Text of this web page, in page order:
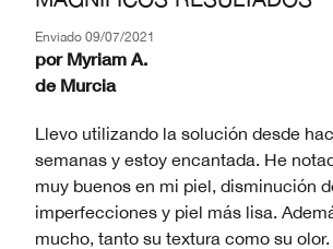
Enviado 09/07/2021
por Myriam A.
de Murcia
Llevo utilizando la solución desde
semanas y estoy encantada. He
muy buenos en mi piel, disminución
imperfecciones y piel más lisa.
mucho, tanto su textura como su olor.